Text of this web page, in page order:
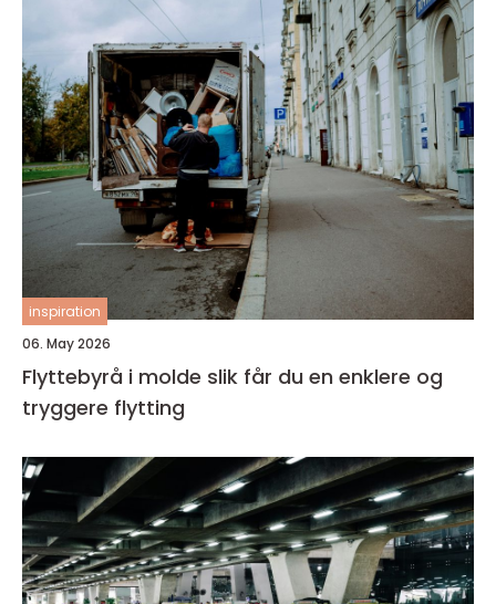
inspiration
06. May 2026
Flyttebyrå i molde slik får du en enklere og
tryggere flytting